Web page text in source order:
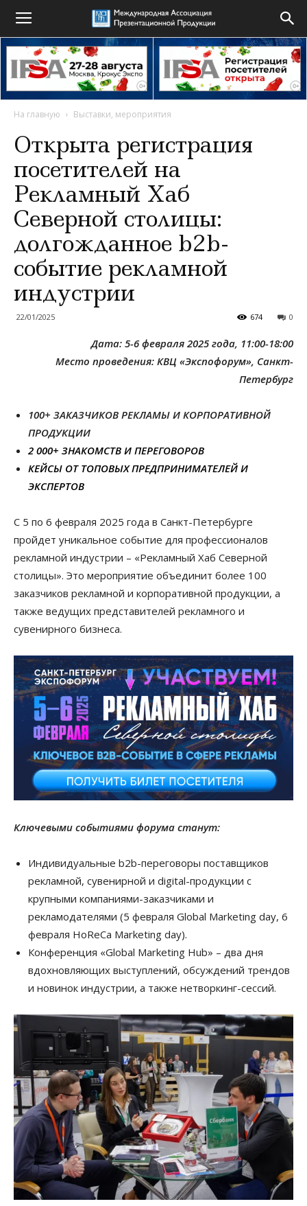
На главную Выставки, мероприятия
Открыта регистрация
посетителей на
Рекламный Хаб
Северной столицы:
долгожданное b2b-
событие рекламной
индустрии
22/01/2025 0
674
Дата: 5-6 февраля 2025 года, 11:00-18:00
Место проведения: КВЦ «Экспофорум», Санкт-
Петербург
100+ ЗАКАЗЧИКОВ РЕКЛАМЫ И КОРПОРАТИВНОЙ
ПРОДУКЦИИ
2 000+ ЗНАКОМСТВ И ПЕРЕГОВОРОВ
КЕЙСЫ ОТ ТОПОВЫХ ПРЕДПРИНИМАТЕЛЕЙ И
ЭКСПЕРТОВ
С 5 по 6 февраля 2025 года в Санкт-Петербурге
пройдет уникальное событие для профессионалов
рекламной индустрии – «Рекламный Хаб Северной
столицы». Это мероприятие объединит более 100
заказчиков рекламной и корпоративной продукции, а
также ведущих представителей рекламного и
сувенирного бизнеса.
Ключевыми событиями форума станут:
Индивидуальные b2b-переговоры поставщиков
рекламной, сувенирной и digital-продукции с
крупными компаниями-заказчиками и
рекламодателями (5 февраля Global Marketing day, 6
февраля HoReCa Marketing day).
Конференция «Global Marketing Hub» – два дня
вдохновляющих выступлений, обсуждений трендов
и новинок индустрии, а также нетворкинг-сессий.